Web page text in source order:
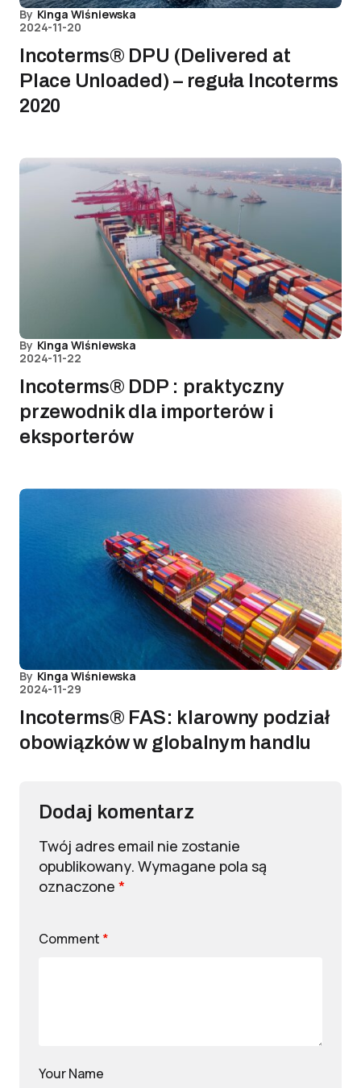
By Kinga Wiśniewska
2024-11-20
Incoterms® DPU (Delivered at
Place Unloaded) – reguła Incoterms
2020
By Kinga Wiśniewska
2024-11-22
Incoterms® DDP : praktyczny
przewodnik dla importerów i
eksporterów
By Kinga Wiśniewska
2024-11-29
Incoterms® FAS: klarowny podział
obowiązków w globalnym handlu
Dodaj komentarz
Twój adres email nie zostanie
opublikowany. Wymagane pola są
oznaczone *
Comment *
Your Name